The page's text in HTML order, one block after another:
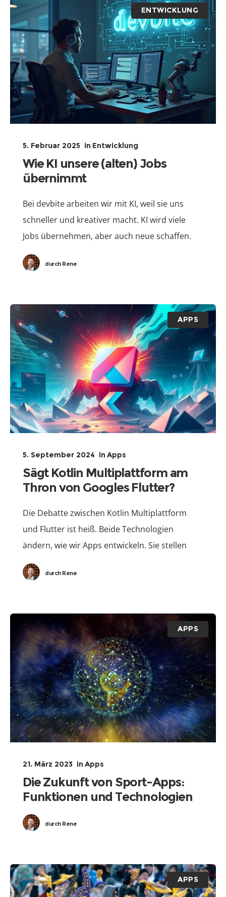
ENTWICKLUNG
5. Februar 2025 in Entwicklung
Wie KI unsere (alten) Jobs
übernimmt
Bei devbite arbeiten wir mit KI, weil sie uns
schneller und kreativer macht. KI wird viele
Jobs übernehmen, aber auch neue schaffen.
Fast die Hälfte aller Softwarefirmen plant, bald
KI
durchRene
APPS
5. September 2024 in Apps
Sägt Kotlin Multiplattform am
Thron von Googles Flutter?
Die Debatte zwischen Kotlin Multiplattform
und Flutter ist heiß. Beide Technologien
ändern, wie wir Apps entwickeln. Sie stellen
neue Anforderungen an Leistung und
Flexibilität. Kotlin Multiplattform von JetBrains
durchRene
APPS
21. März 2023 in Apps
Die Zukunft von Sport-Apps:
Funktionen und Technologien
durchRene
APPS